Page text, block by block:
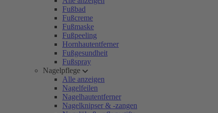
Fußbad
Fußcreme
Fußmaske
Fußpeeling
Hornhautentferner
Fußgesundheit
Fußspray
Nagelpflege
Alle anzeigen
Nagelfeilen
Nagelhautentferner
Nagelknipser & -zangen